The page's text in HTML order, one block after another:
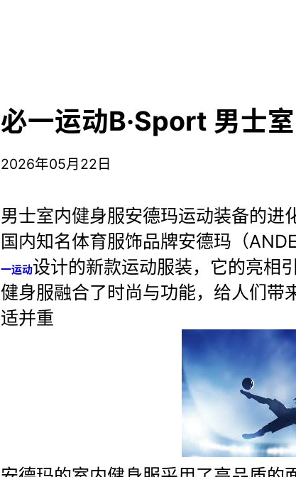
必一运动B·Sport 男士
2026年05月22日
男士室内健身服安德玛运动装备的进
国内知名体育服饰品牌安德玛（
一运动设计的新款运动服装，它的亮相
健身服融合了时尚与功能，给人们带
适并重